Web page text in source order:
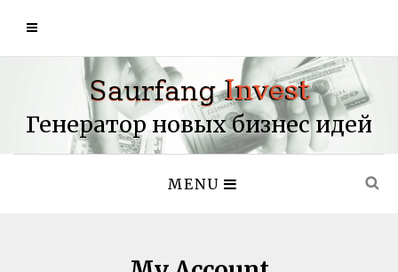
Генератор новых бизнес идей
MENU